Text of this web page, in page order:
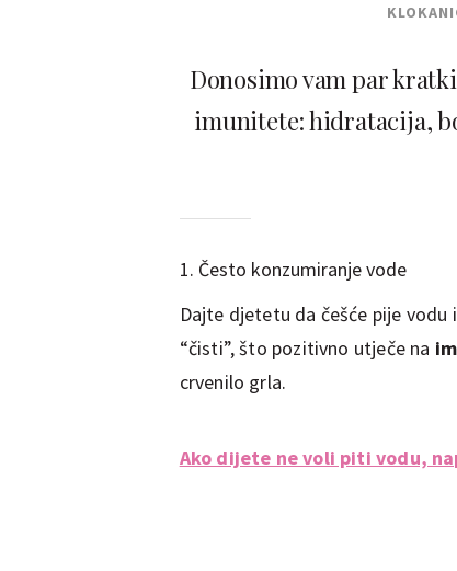
Donosimo vam par
imunitete: hidratacija,
1. Često konzumiranje vode
Dajte djetetu da češće pije vodu
“čisti”, što pozitivno utječe na
crvenilo grla.
Ako dijete ne voli piti vodu,